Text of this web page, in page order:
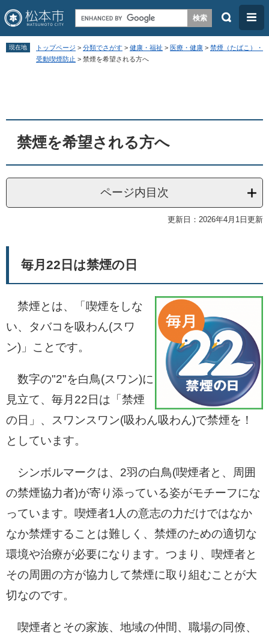
ペ
す
。
メ
し
て
検
メ
ニ
ュ
現在地 トップページ > 分類でさがす > 健康・福祉 > 医療・健康 > 禁煙（たばこ）・
受動喫煙防止 > 禁煙を希望される方へ
禁煙を希望される方へ
ページ内目次
更新日：2026年4月1日更新
毎月22日は禁煙の日
禁煙とは、「喫煙をしな
い、タバコを吸わん(スワ
ン)」ことです。
数字の"2"を白鳥(スワン)に
見立て、毎月22日は「禁煙
の日」、スワンスワン(吸わん吸わん)で禁煙を！
としています。
シンボルマークは、2羽の白鳥(喫煙者と、周囲
の禁煙協力者)が寄り添っている姿がモチーフにな
っています。喫煙者1人の意志の力だけではなか
なか禁煙することは難しく、禁煙のための適切な
環境や治療が必要になります。つまり、喫煙者と
その周囲の方が協力して禁煙に取り組むことが大
切なのです。
喫煙者とその家族、地域の仲間、職場の同僚、